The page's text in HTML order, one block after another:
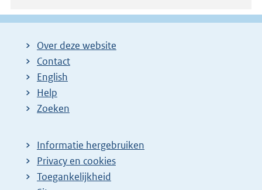
Over deze website
Contact
English
Help
Zoeken
Informatie hergebruiken
Privacy en cookies
Toegankelijkheid